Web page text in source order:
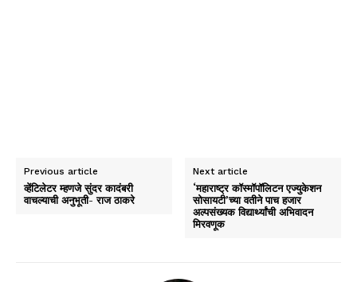
Previous article
व्हेंटिलेटर म्हणजे सुंदर कादंबरी
वाचल्याची अनुभूती- राज ठाकरे
Next article
‘महाराष्ट्र कॉस्मॉपॉलिटन एज्युकेशन
सोसायटी’च्या वतीने पाच हजार
अल्पसंख्यक विद्यार्थ्यांची अभिवादन
मिरवणूक